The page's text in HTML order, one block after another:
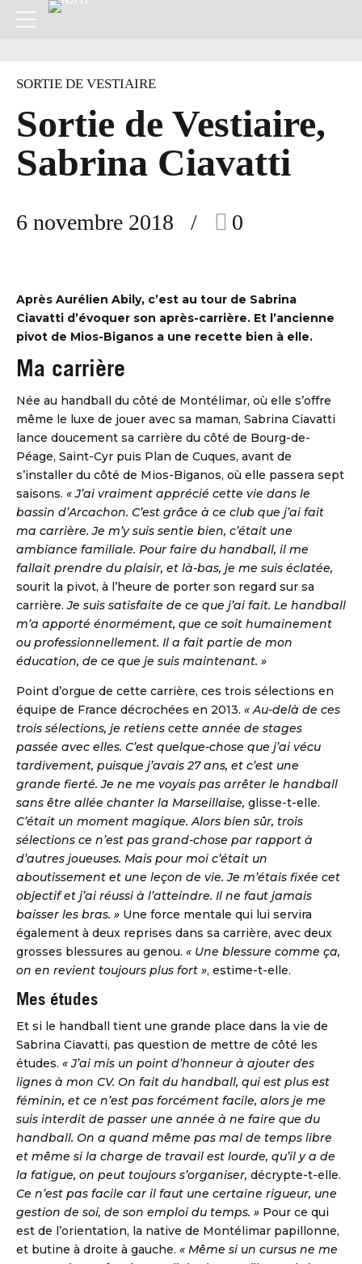
SORTIE DE VESTIAIRE
Sortie de Vestiaire,
Sabrina Ciavatti
6 novembre 2018 0
Après Aurélien Abily, c’est au tour de Sabrina
Ciavatti d’évoquer son après-carrière. Et l’ancienne
pivot de Mios-Biganos a une recette bien à elle.
Ma carrière
Née au handball du côté de Montélimar, où elle s’offre
même le luxe de jouer avec sa maman, Sabrina Ciavatti
lance doucement sa carrière du côté de Bourg-de-
Péage, Saint-Cyr puis Plan de Cuques, avant de
s’installer du côté de Mios-Biganos, où elle passera sept
saisons. « J’ai vraiment apprécié cette vie dans le
bassin d’Arcachon. C’est grâce à ce club que j’ai fait
ma carrière. Je m’y suis sentie bien, c’était une
ambiance familiale. Pour faire du handball, il me
fallait prendre du plaisir, et là-bas, je me suis éclatée,
sourit la pivot, à l’heure de porter son regard sur sa
carrière.Je suis satisfaite de ce que j’ai fait. Le handball
m’a apporté énormément, que ce soit humainement
ou professionnellement. Il a fait partie de mon
éducation, de ce que je suis maintenant. »
Point d’orgue de cette carrière, ces trois sélections en
équipe de France décrochées en 2013. « Au-delà de ces
trois sélections, je retiens cette année de stages
passée avec elles. C’est quelque-chose que j’ai vécu
tardivement, puisque j’avais 27 ans, et c’est une
grande fierté. Je ne me voyais pas arrêter le handball
sans être allée chanter la Marseillaise, glisse-t-elle.
C’était un moment magique. Alors bien sûr, trois
sélections ce n’est pas grand-chose par rapport à
d’autres joueuses. Mais pour moi c’était un
aboutissement et une leçon de vie. Je m’étais fixée cet
objectif et j’ai réussi à l’atteindre. Il ne faut jamais
baisser les bras. » Une force mentale qui lui servira
également à deux reprises dans sa carrière, avec deux
grosses blessures au genou. « Une blessure comme ça,
on en revient toujours plus fort », estime-t-elle.
Mes études
Et si le handball tient une grande place dans la vie de
Sabrina Ciavatti, pas question de mettre de côté les
études. « J’ai mis un point d’honneur à ajouter des
lignes à mon CV. On fait du handball, qui est plus est
féminin, et ce n’est pas forcément facile, alors je me
suis interdit de passer une année à ne faire que du
handball. On a quand même pas mal de temps libre
et même si la charge de travail est lourde, qu’il y a de
la fatigue, on peut toujours s’organiser, décrypte-t-elle.
Ce n’est pas facile car il faut une certaine rigueur, une
gestion de soi, de son emploi du temps. » Pour ce qui
est de l’orientation, la native de Montélimar papillonne,
et butine à droite à gauche. « Même si un cursus ne me